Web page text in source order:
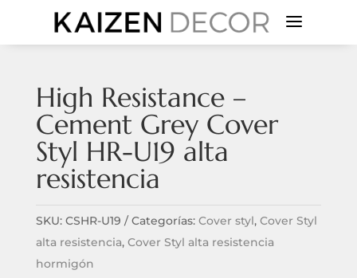
a
High Resistance –
Cement Grey Cover
Styl HR-U19 alta
resistencia
SKU: CSHR-U19 Categorías: Cover styl, Cover Styl
alta resistencia, Cover Styl alta resistencia
hormigón